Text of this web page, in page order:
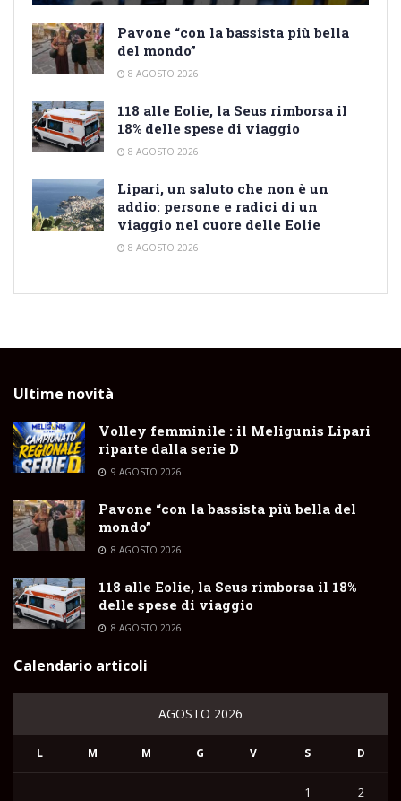
Pavone “con la bassista più bella
del mondo”
8 AGOSTO 2026
118 alle Eolie, la Seus rimborsa il
18% delle spese di viaggio
8 AGOSTO 2026
Lipari, un saluto che non è un
addio: persone e radici di un
viaggio nel cuore delle Eolie
8 AGOSTO 2026
Ultime novità
Volley femminile : il Meligunis Lipari
riparte dalla serie D
9 AGOSTO 2026
Pavone “con la bassista più bella del
mondo”
8 AGOSTO 2026
118 alle Eolie, la Seus rimborsa il 18%
delle spese di viaggio
8 AGOSTO 2026
Calendario articoli
AGOSTO 2026
L M M G V S D
1 2